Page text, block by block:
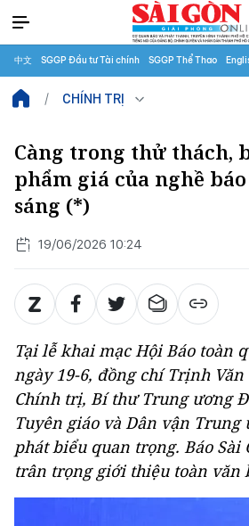
中文 SGGP Đầu tư Tài chính SGGP Thể Thao
CHÍNH TRỊ
Càng trong thử thách,
phẩm giá của nghề
sáng (*)
19/06/2026 10:24
Tại lễ khai mạc Hội Báo toàn
ngày 19-6, đồng chí Trịnh
Chính trị, Bí thư Trung ương
Tuyên giáo và Dân vận Trung
phát biểu quan trọng. Báo Sài
trân trọng giới thiệu toàn văn